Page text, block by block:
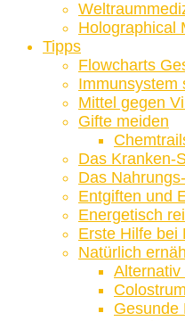
Holographical
Tipps
Flowcharts
Immunsystem
Mittel gegen
Gifte meiden
Das Kranken-
Das
Entgiften und
Energetisch
Erste Hilfe bei
Natürlich
Alternativ
Gesunde